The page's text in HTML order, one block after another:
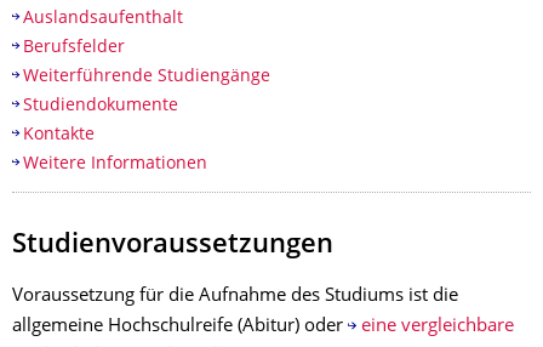
Auslandsaufenthalt
Berufsfelder
Weiterführende Studiengänge
Studiendokumente
Kontakte
Weitere Informationen
Studienvoraussetzungen
Voraussetzung für die Aufnahme des Studiums ist die
allgemeine Hochschulreife (Abitur) oder
eine vergleichbare